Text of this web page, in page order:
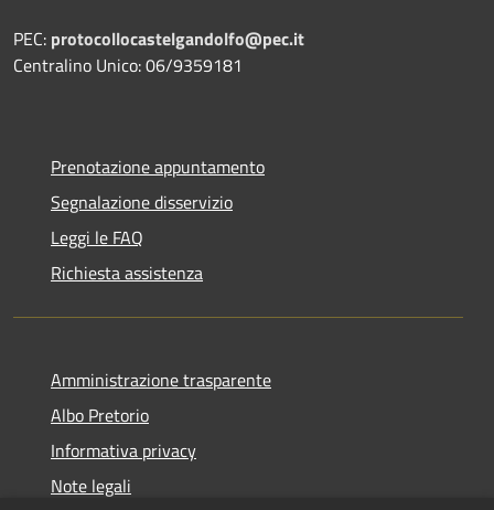
PEC: protocollocastelgandolfo@pec.it
Centralino Unico: 06/9359181
Prenotazione appuntamento
Segnalazione disservizio
Leggi le FAQ
Richiesta assistenza
Amministrazione trasparente
Albo Pretorio
Informativa privacy
Note legali